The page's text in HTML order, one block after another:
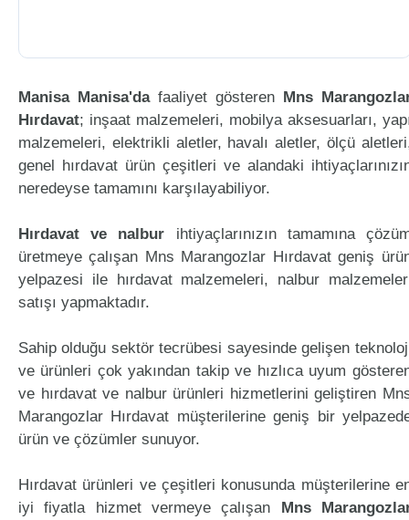
Manisa Manisa'dafaaliyet gösteren Mns
Hırdavat; inşaat malzemeleri, mobilya aksesuarları,
malzemeleri, elektrikli aletler, havalı aletler, ölçü
genel hırdavat ürün çeşitleri ve alandaki
neredeyse tamamını karşılayabiliyor.
Hırdavat ve nalbur ihtiyaçlarınızın tamamına
üretmeye çalışan Mns Marangozlar Hırdavat geniş
yelpazesi ile hırdavat malzemeleri, nalbur
satışı yapmaktadır.
Sahip olduğu sektör tecrübesi sayesinde gelişen
ve ürünleri çok yakından takip ve hızlıca uyum
ve hırdavat ve nalbur ürünleri hizmetlerini geliştiren
Marangozlar Hırdavat müşterilerine geniş bir
ürün ve çözümler sunuyor.
Hırdavat ürünleri ve çeşitleri konusunda müşterilerine
iyi fiyatla hizmet vermeye çalışan Mns